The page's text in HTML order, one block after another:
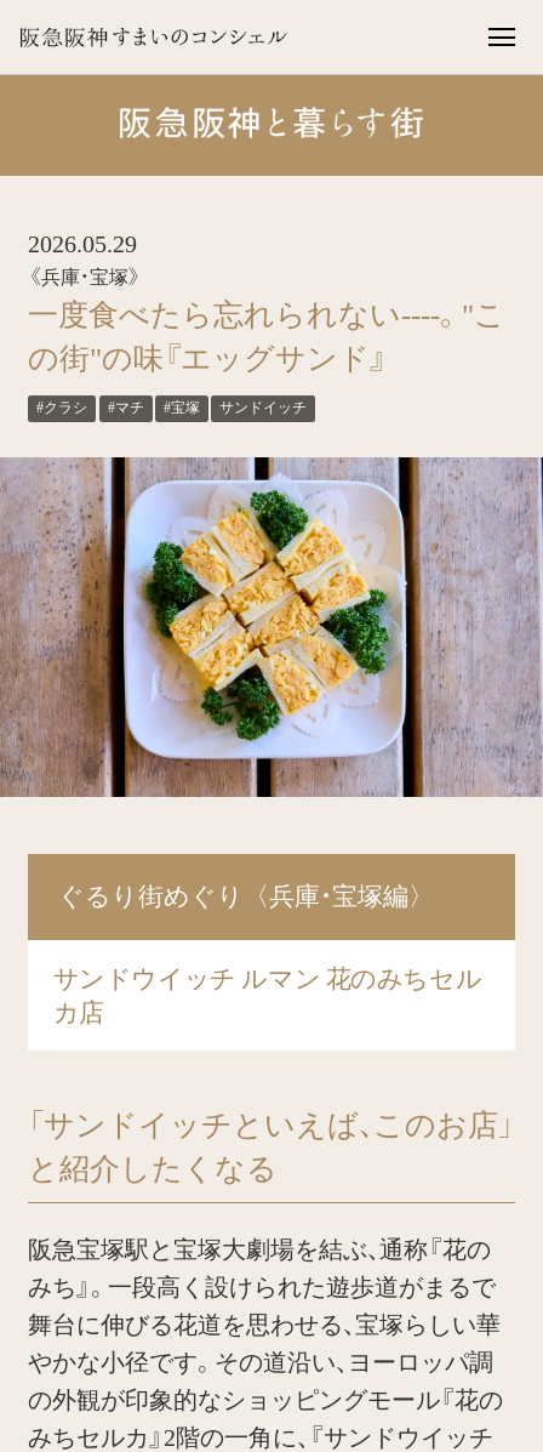
2026.05.29
《兵庫・宝塚》
一度食べたら忘れられない----。"こ
の街"の味『エッグサンド』
#クラシ #マチ #宝塚 サンドイッチ
ぐるり街めぐり〈兵庫・宝塚編〉
サンドウイッチ ルマン 花のみちセル
カ店
「サンドイッチといえば、このお店」
と紹介したくなる
阪急宝塚駅と宝塚大劇場を結ぶ、通称『花の
みち』。一段高く設けられた遊歩道がまるで
舞台に伸びる花道を思わせる、宝塚らしい華
やかな小径です。その道沿い、ヨーロッパ調
の外観が印象的なショッピングモール『花の
みちセルカ』2階の一角に、『サンドウイッチ